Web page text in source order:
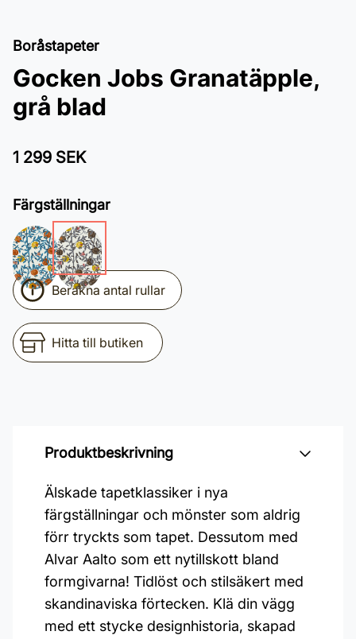
Boråstapeter
Gocken Jobs Granatäpple,
grå blad
1 299 SEK
Färgställningar
Beräkna antal rullar
Hitta till butiken
Produktbeskrivning
Älskade tapetklassiker i nya
färgställningar och mönster som aldrig
förr tryckts som tapet. Dessutom med
Alvar Aalto som ett nytillskott bland
formgivarna! Tidlöst och stilsäkert med
skandinaviska förtecken. Klä din vägg
med ett stycke designhistoria, skapad